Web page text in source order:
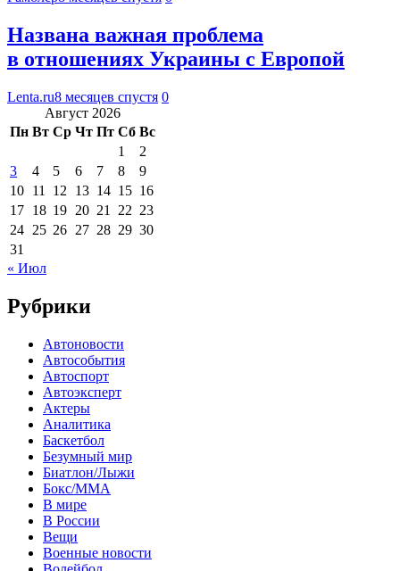
Названа важная проблема
в отношениях Украины с Европой
Lenta.ru8 месяцев спустя 0
Август 2026
Пн Вт Ср Чт Пт Сб Вс
1
2
3
4 5 6 7 8
9
10 11 12 13 14 15 16
17 18 19 20 21 22 23
24 25 26 27 28 29 30
31
« Июл
Рубрики
Автоновости
Автособытия
Автоспорт
Автоэксперт
Актеры
Аналитика
Баскетбол
Безумный мир
Биатлон/Лыжи
Бокс/MMA
В мире
В России
Вещи
Военные новости